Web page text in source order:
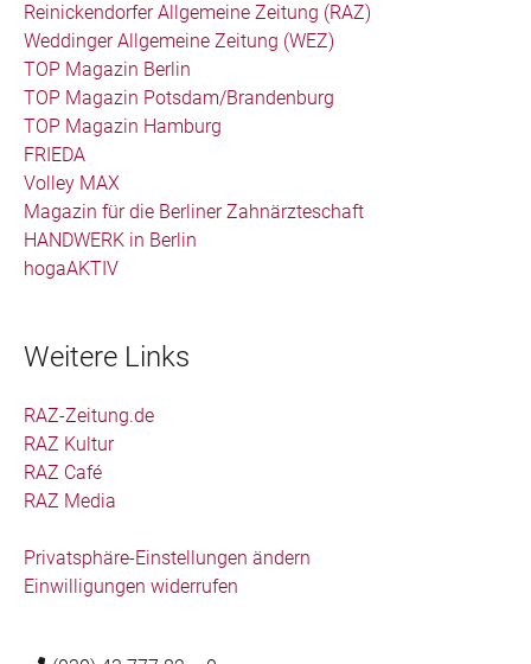
Reinickendorfer Allgemeine Zeitung (RAZ)
Weddinger Allgemeine Zeitung (WEZ)
TOP Magazin Berlin
TOP Magazin Potsdam/Brandenburg
TOP Magazin Hamburg
FRIEDA
Volley MAX
Magazin für die Berliner Zahnärzteschaft
HANDWERK in Berlin
hogaAKTIV
Weitere Links
RAZ-Zeitung.de
RAZ Kultur
RAZ Café
RAZ Media
Privatsphäre-Einstellungen ändern
Einwilligungen widerrufen